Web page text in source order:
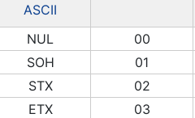
ASCII
NUL 00
SOH
01
STX
02
ETX
03